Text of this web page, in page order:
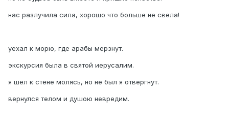
нас разлучила сила, хорошо что больше не свела!
уехал к морю, где арабы мерзнут.
экскурсия была в святой иерусалим.
я шел к стене молясь, но не был я отвергнут.
вернулся телом и душою невредим.